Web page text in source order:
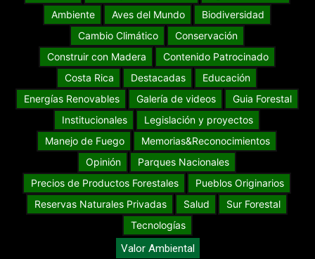
Ambiente
Aves del Mundo
Biodiversidad
Cambio Climático
Conservación
Construir con Madera
Contenido Patrocinado
Costa Rica
Destacadas
Educación
Energías Renovables
Galería de videos
Guia Forestal
Institucionales
Legislación y proyectos
Manejo de Fuego
Memorias&Reconocimientos
Opinión
Parques Nacionales
Precios de Productos Forestales
Pueblos Originarios
Reservas Naturales Privadas
Salud
Sur Forestal
Tecnologías
Valor Ambiental